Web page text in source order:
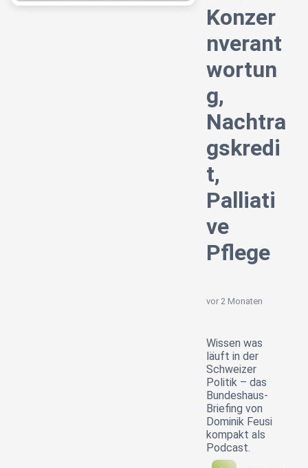
Konzer
nverant
wortun
g,
Nachtra
gskredi
t,
Palliati
ve
Pflege
vor 2 Monaten
Wissen was
läuft in der
Schweizer
Politik – das
Bundeshaus-
Briefing von
Dominik Feusi
kompakt als
Podcast.